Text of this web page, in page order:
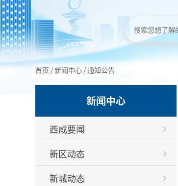
首页 /新闻中心 /通知公告
新闻中心
西咸要闻
新区动态
新城动态